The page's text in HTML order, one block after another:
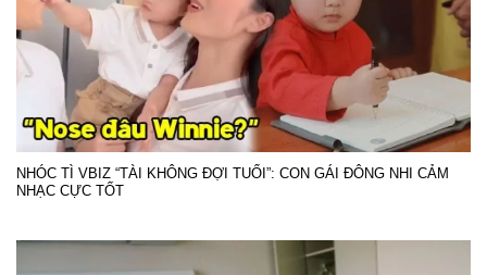
NHÓC TÌ VBIZ “TÀI KHÔNG ĐỢI TUỔI”: CON GÁI ĐÔNG NHI CẢM
NHẠC CỰC TỐT